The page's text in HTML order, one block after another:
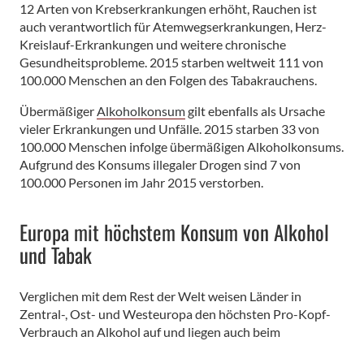
12 Arten von Krebserkrankungen erhöht, Rauchen ist
auch verantwortlich für Atemwegserkrankungen, Herz-
Kreislauf-Erkrankungen und weitere chronische
Gesundheitsprobleme. 2015 starben weltweit 111 von
100.000 Menschen an den Folgen des Tabakrauchens.
ÜbermäßigerAlkoholkonsumgilt ebenfalls als Ursache
vieler Erkrankungen und Unfälle. 2015 starben 33 von
100.000 Menschen infolge übermäßigen Alkoholkonsums.
Aufgrund des Konsums illegaler Drogen sind 7 von
100.000 Personen im Jahr 2015 verstorben.
Europa mit höchstem Konsum von Alkohol
und Tabak
Verglichen mit dem Rest der Welt weisen Länder in
Zentral-, Ost- und Westeuropa den höchsten Pro-Kopf-
Verbrauch an Alkohol auf und liegen auch beim